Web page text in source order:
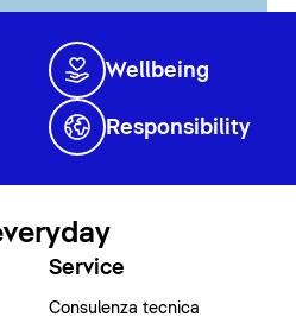
Wellbeing
Responsibility
Service
Consulenza tecnica